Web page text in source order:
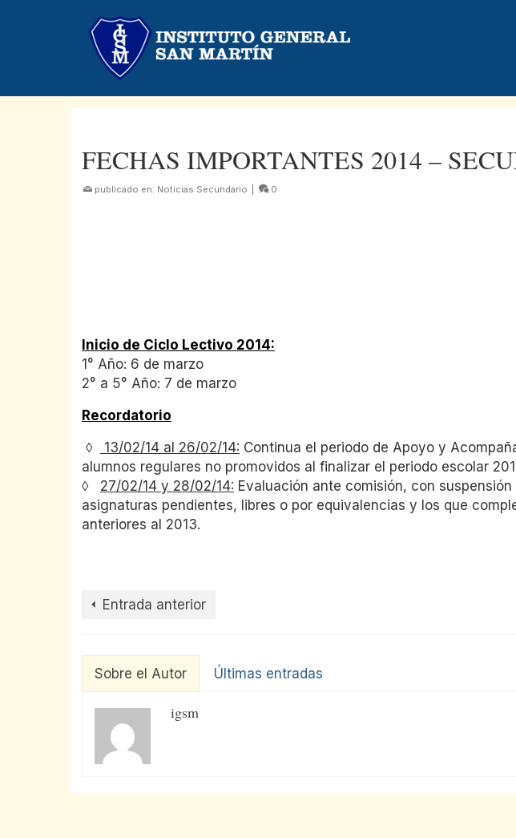
FECHAS IMPORTANTES 2014 –
publicado en: Noticias Secundario 0
Inicio de Ciclo Lectivo 2014:
1° Año: 6 de marzo
2° a 5° Año: 7 de marzo
Recordatorio
◊
13/02/14 al 26/02/14: Continua el periodo de Apoyo y
alumnos regulares no promovidos al finalizar el periodo escolar
◊ 27/02/14 y 28/02/14: Evaluación ante comisión, con
asignaturas pendientes, libres o por equivalencias y los que
anteriores al 2013.
Entrada anterior
Sobre el Autor Últimas entradas
igsm